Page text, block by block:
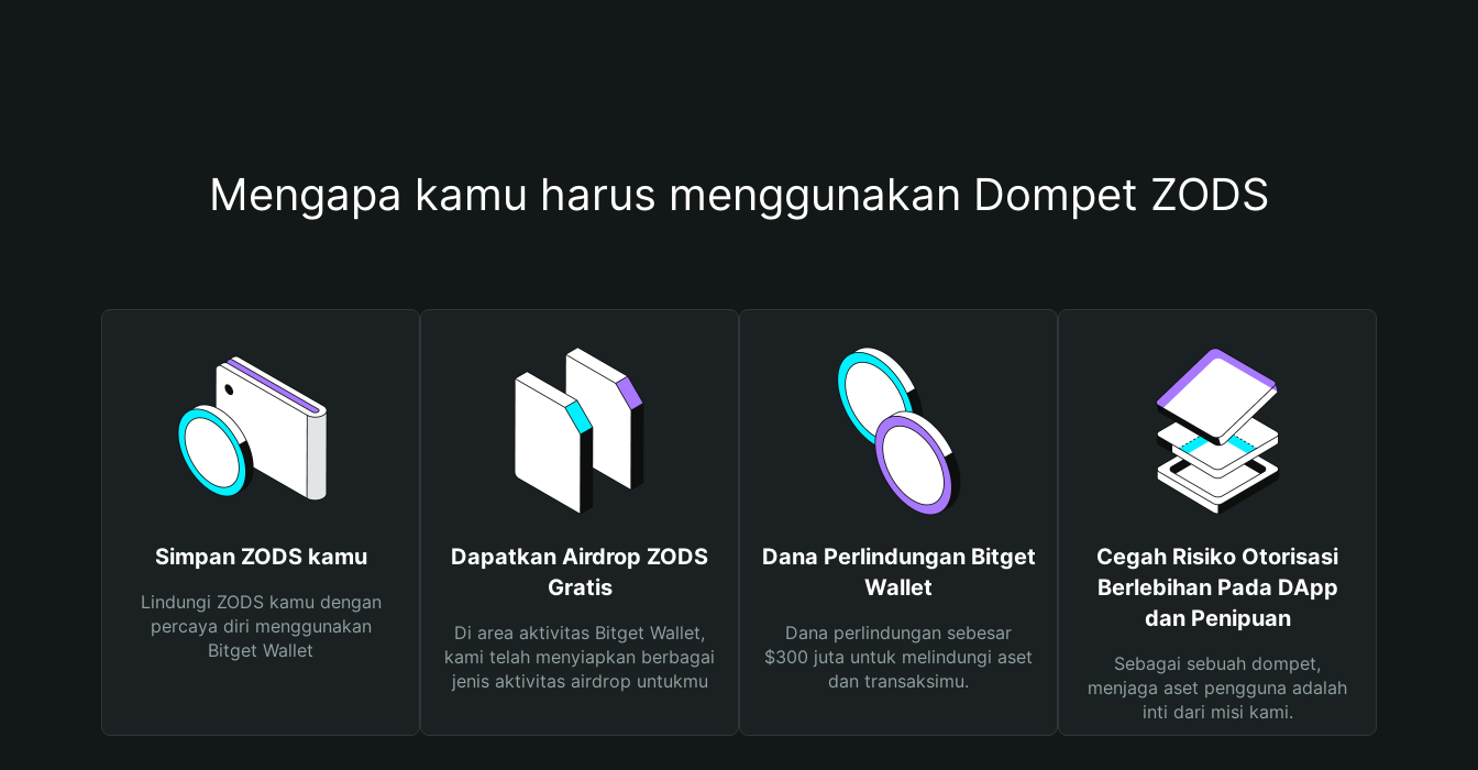
Mengapa kamu harus menggunakan Dompet ZODS
Simpan ZODS kamu
Lindungi ZODS kamu dengan
percaya diri menggunakan
Bitget Wallet
Dapatkan Airdrop ZODS
Gratis
Di area aktivitas Bitget Wallet,
kami telah menyiapkan berbagai
jenis aktivitas airdrop untukmu
Dana Perlindungan Bitget
Wallet
Dana perlindungan sebesar
$300 juta untuk melindungi aset
dan transaksimu.
Cegah Risiko Otorisasi
Berlebihan Pada DApp
dan Penipuan
Sebagai sebuah dompet,
menjaga aset pengguna adalah
inti dari misi kami.